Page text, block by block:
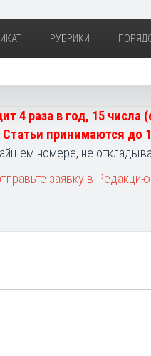
РУБРИКИ
4 раза в год, 15
принимаются до
номере, не
заявку в Редакцию